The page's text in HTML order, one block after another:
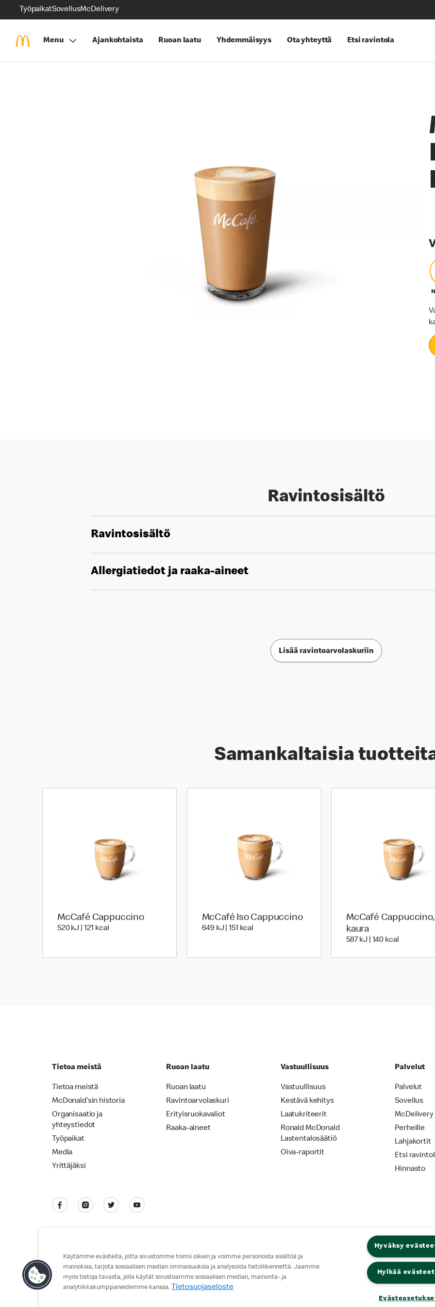
TyöpaikatSovellusMcDelivery
Menu Ajankohtaista Ruoan laatu Yhdemmäisyys Ota yhteyttä Etsi ravintola
Ravintosisältö
Ravintosisältö
Allergiatiedot ja raaka-aineet
Lisää ravintoarvolaskuriin
Samankaltaisia
McCafé Cappuccino
520 kJ | 121 kcal
McCafé Iso Cappuccino
649 kJ | 151 kcal
McCafé Cappuccino,
kaura
587 kJ | 140 kcal
Tietoa meistä
Tietoa meistä
McDonald’sin historia
Organisaatio ja
yhteystiedot
Työpaikat
Media
Yrittäjäksi
Ruoan laatu
Ruoan laatu
Ravintoarvolaskuri
Erityisruokavaliot
Raaka-aineet
Vastuullisuus
Vastuullisuus
Kestävä kehitys
Laatukriteerit
Ronald McDonald
Lastentalosäätiö
Oiva-raportit
Palvelut
Palvelut
Sovellus
McDelivery
Perheille
Lahjakortit
Etsi
Hinnasto
Tietosuojaseloste Käyttöehdot
Käytämme evästeitä, jotta sivustomme toimii oikein ja voimme personoida sisältöä ja
mainoksia, tarjota sosiaalisen median ominaisuuksia ja analysoida tietoliikennettä. Jaamme
myös tietoja tavasta, jolla käytät sivustoamme sosiaalisen median, mainonta- ja
analytiikkakumppaneidemme kanssa.
Tietosuojaseloste
Hyväksy
Hylkää evästeet